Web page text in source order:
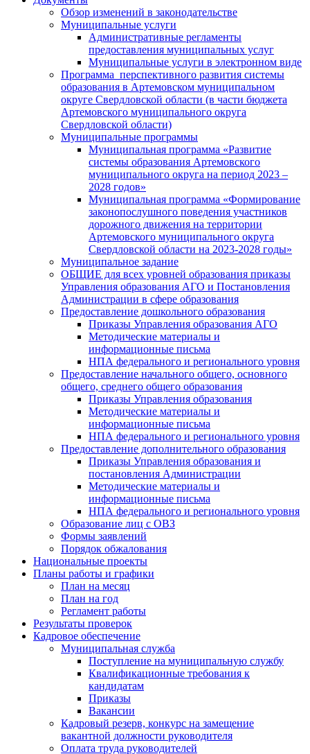
Обзор изменений в законодательстве
Муниципальные услуги
Административные регламенты
предоставления муниципальных услуг
Муниципальные услуги в электронном виде
Программа перспективного развития системы
образования в Артемовском муниципальном
округе Свердловской области (в части бюджета
Артемовского муниципального округа
Свердловской области)
Муниципальные программы
Муниципальная программа «Развитие
системы образования Артемовского
муниципального округа на период 2023 –
2028 годов»
Муниципальная программа «Формирование
законопослушного поведения участников
дорожного движения на территории
Артемовского муниципального округа
Свердловской области на 2023-2028 годы»
Муниципальное задание
ОБЩИЕ для всех уровней образования приказы
Управления образования АГО и Постановления
Администрации в сфере образования
Предоставление дошкольного образования
Приказы Управления образования АГО
Методические материалы и
информационные письма
НПА федерального и регионального уровня
Предоставление начального общего, основного
общего, среднего общего образования
Приказы Управления образования
Методические материалы и
информационные письма
НПА федерального и регионального уровня
Предоставление дополнительного образования
Приказы Управления образования и
постановления Администрации
Методические материалы и
информационные письма
НПА федерального и регионального уровня
Образование лиц с ОВЗ
Формы заявлений
Порядок обжалования
Национальные проекты
Планы работы и графики
План на месяц
План на год
Регламент работы
Результаты проверок
Кадровое обеспечение
Муниципальная служба
Поступление на муниципальную службу
Квалификационные требования к
кандидатам
Приказы
Вакансии
Кадровый резерв, конкурс на замещение
вакантной должности руководителя
Оплата труда руководителей